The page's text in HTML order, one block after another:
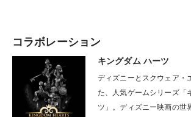
コラボレーション
キングダム ハーツ
ディズニーとスクウェア・
た、人気ゲームシリーズ「
ツ」。ディズニー映画の世